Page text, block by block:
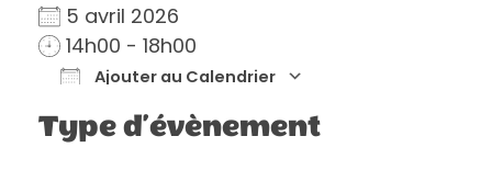
5 avril 2026
14h00 - 18h00
Ajouter au Calendrier
Télécharger ICS
Type d’évènement